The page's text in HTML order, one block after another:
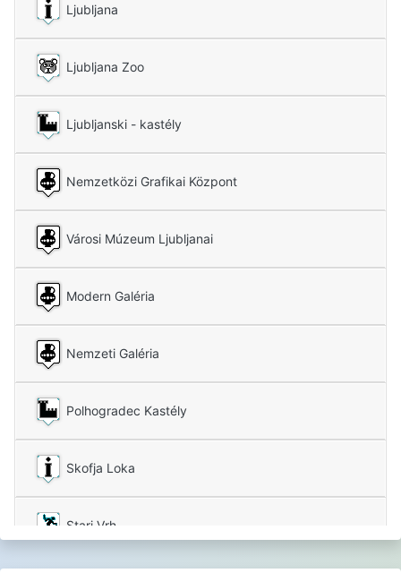
Ljubljana
Ljubljana Zoo
Ljubljanski - kastély
Nemzetközi Grafikai Központ
Városi Múzeum Ljubljanai
Modern Galéria
Nemzeti Galéria
Polhogradec Kastély
Skofja Loka
Stari Vrh